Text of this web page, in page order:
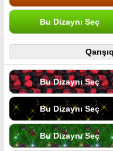
Bu Dizaynı Seç
Bu Dizaynı Seç
Bu Dizaynı Seç
Bu Dizaynı Seç